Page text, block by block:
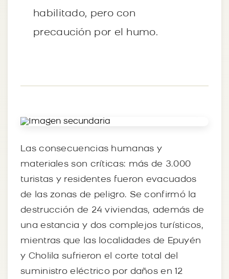
habilitado, pero con
precaución por el humo.
Las consecuencias humanas y
materiales son críticas: más de 3.000
turistas y residentes fueron evacuados
de las zonas de peligro. Se confirmó la
destrucción de 24 viviendas, además de
una estancia y dos complejos turísticos,
mientras que las localidades de Epuyén
y Cholila sufrieron el corte total del
suministro eléctrico por daños en 12